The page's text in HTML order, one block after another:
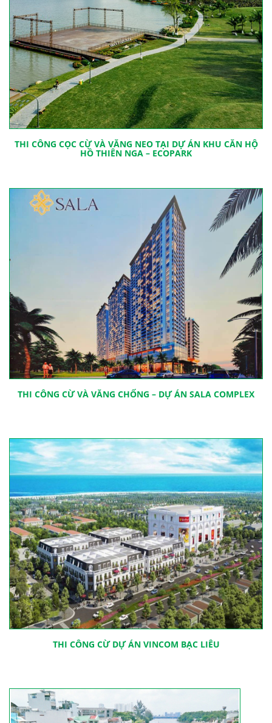
THI CÔNG CỌC CỪ VÀ VĂNG NEO TẠI DỰ ÁN KHU CĂN HỘ
HỒ THIÊN NGA – ECOPARK
THI CÔNG CỪ VÀ VĂNG CHỐNG – DỰ ÁN SALA COMPLEX
THI CÔNG CỪ DỰ ÁN VINCOM BẠC LIÊU